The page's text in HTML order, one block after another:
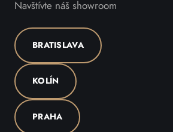
Navštívte náš showroom
BRATISLAVA
KOLÍN
PRAHA